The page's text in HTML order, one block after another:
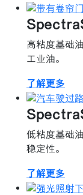
高粘度基础
工业油。
了解更多
低粘度基础
稳定性。
了解更多